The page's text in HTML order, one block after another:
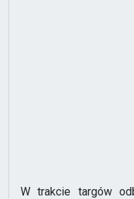
W trakcie targów